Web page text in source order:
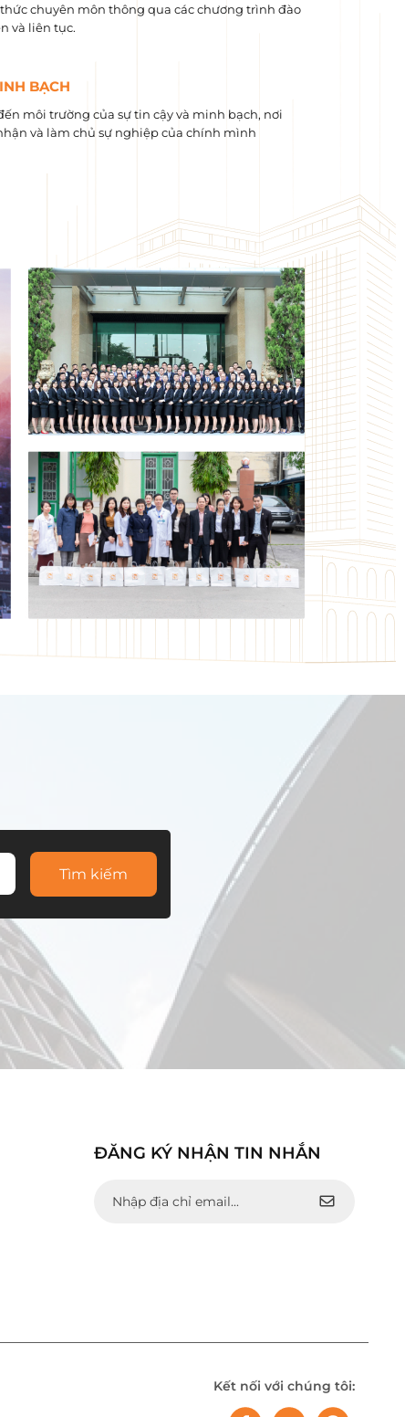
chuyên môn thông qua các chương trình đào
và liên tục.
BẠCH
môi trường của sự tin cậy và minh bạch, nơi
và làm chủ sự nghiệp của chính mình
Tìm kiếm
ĐĂNG KÝ NHẬN TIN NHẮN
Kết nối với chúng tôi: